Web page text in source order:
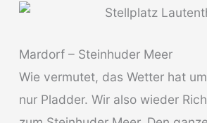
Mardorf – Steinhuder Meer
Wie vermutet, das Wetter hat
nur Pladder. Wir also wieder